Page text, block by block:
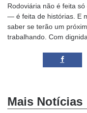
Rodoviária não é feita
— é feita de histórias. E
saber se terão um
trabalhando. Com
Mais Notícias